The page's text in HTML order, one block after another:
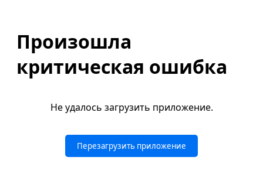
Произошла
критическая ошибка
Не удалось загрузить приложение.
Перезагрузить приложение